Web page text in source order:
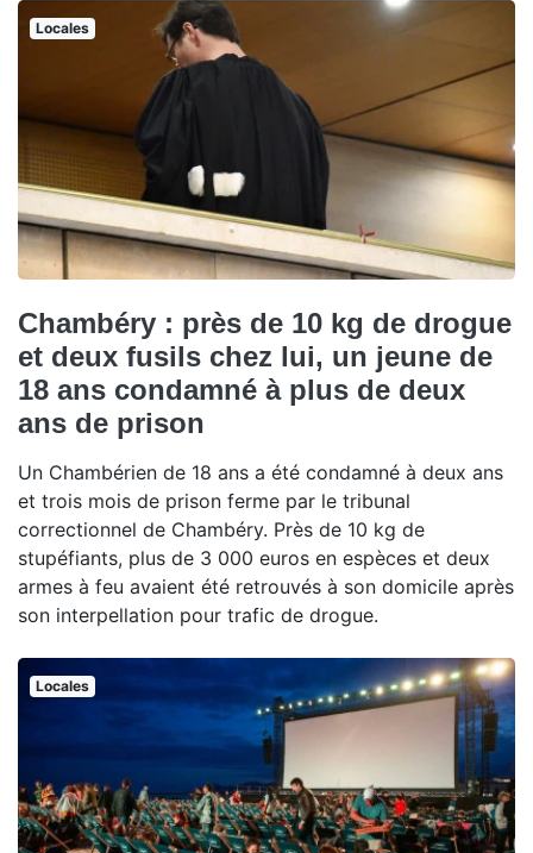
Locales
Chambéry : près de 10 kg de drogue
et deux fusils chez lui, un jeune de
18 ans condamné à plus de deux
ans de prison
Un Chambérien de 18 ans a été condamné à deux ans
et trois mois de prison ferme par le tribunal
correctionnel de Chambéry. Près de 10 kg de
stupéfiants, plus de 3 000 euros en espèces et deux
armes à feu avaient été retrouvés à son domicile après
son interpellation pour trafic de drogue.
Locales